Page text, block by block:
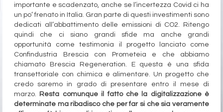
importante e scadenzato, anche se l’incertezza Covid ci ha
un po’ frenato in Italia. Gran parte di questi investimenti sono
dedicati all’abbattimento delle emissioni di CO2. Ritengo
quindi che ci siano grandi sfide ma anche grandi
opportunità come testimonia il progetto lanciato come
Confindustria Brescia con Prometeia e che abbiamo
chiamato Brescia Regeneration. E questa è una sfida
transettoriale con chimica e alimentare. Un progetto che
credo saremo in grado di presentare entro il mese di
marzo.
Resta comunque il fatto che la digitalizzazione è
determinate ma ribadisco che per far si che sia veramente